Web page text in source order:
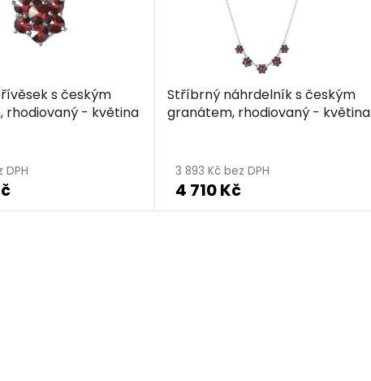
s českým
rhodiovaný - květina
DPH
Stříbrný náhrdelník s českým
granátem, rhodiovaný - květina
3 893 Kč bez DPH
4 710 Kč